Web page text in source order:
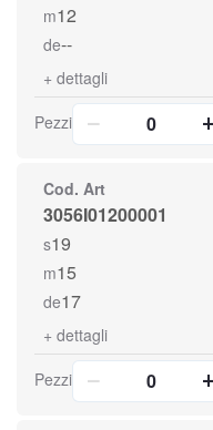
m12
de--
+ dettagli
Pezzi
Cod. Art
3056I01200001
s19
m15
de17
+ dettagli
Pezzi